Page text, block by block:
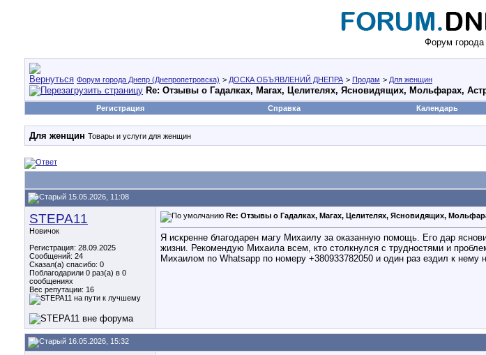
Форум
Форум города Днепр (Днепропетровска) > ДОСКА ОБЪЯВЛЕНИЙ ДНЕПРА > Продам > Для женщин
Re: Отзывы о Гадалках, Магах, Целителях, Ясновидящих, Мольфарах,
Регистрация Справка Календарь
Для женщин Товары и услуги для женщин
15.05.2026, 11:08
STEPA11
Новичок
Регистрация: 28.09.2025
Сообщений: 24
Сказал(а) спасибо: 0
Поблагодарили 0 раз(а) в 0
сообщениях
Вес репутации: 16
Re: Отзывы о Гадалках, Магах, Целителях, Ясновидящих,
Я искренне благодарен магу Михаилу за оказанную помощь. Его дар
жизни. Рекомендую Михаила всем, кто столкнулся с трудностями и
Михаилом по Whatsapp по номеру +380933782050 и один раз ездил к
16.05.2026, 15:32